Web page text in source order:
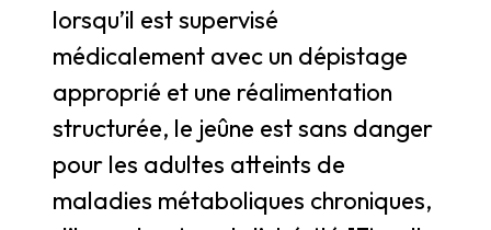
lorsqu’il est supervisé
médicalement avec un dépistage
approprié et une réalimentation
structurée, le jeûne est sans danger
pour les adultes atteints de
maladies métaboliques chroniques,